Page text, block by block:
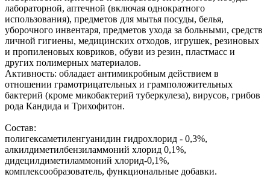
лабораторной, аптечной (включая однократного
использования), предметов для мытья посуды, белья,
уборочного инвентаря, предметов ухода за больными, средств
личной гигиены, медицинских отходов, игрушек, резиновых
и пропиленовых ковриков, обуви из резин, пластмасс и
других полимерных материалов.
Активность: обладает антимикробным действием в
отношении грамотрицательных и грамположительных
бактерий (кроме микобактерий туберкулеза), вирусов, грибов
рода Кандида и Трихофитон.
Состав:
полигексаметиленгуанидин гидрохлорид - 0,3%,
алкилдиметилбензиламмоний хлорид 0,1%,
дидецилдиметиламмоний хлорид-0,1%,
комплексообразователь, функциональные добавки.